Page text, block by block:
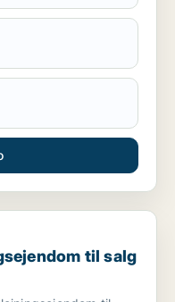
til salg i Storkøbenhavn
til salg